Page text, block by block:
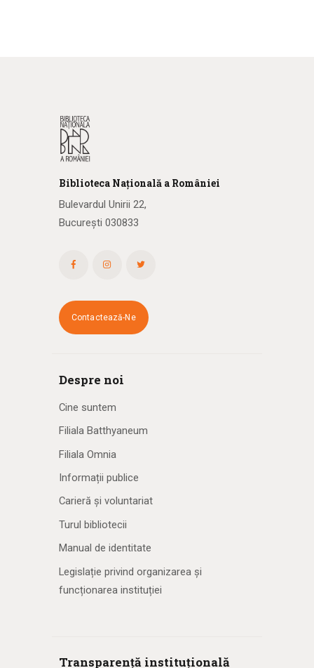
Biblioteca Națională a României
Bulevardul Unirii 22,
București 030833
Contactează-Ne
Despre noi
Cine suntem
Filiala Batthyaneum
Filiala Omnia
Informații publice
Carieră și voluntariat
Turul bibliotecii
Manual de identitate
Legislație privind organizarea și
funcționarea instituției
Transparență instituțională